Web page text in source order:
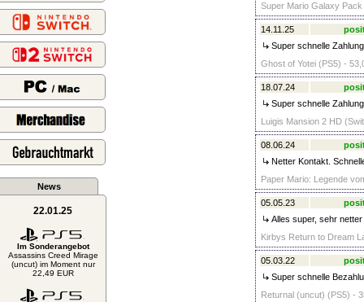
News
22.01.25
Im Sonderangebot
Assassins Creed Mirage
(uncut) im Moment nur
22,49 EUR
Super Mario Galaxy
14.11.25
Super schnelle
Ghost of Yotei (PS5) -
18.07.24
Super schnelle
Luigis Mansion 2 HD
08.06.24
Netter Kontakt.
Paper Mario: Legende
05.05.23
Alles super, sehr
Kirbys Return to Dream
05.03.22
Super schnelle
Returnal (uncut) (PS5) -